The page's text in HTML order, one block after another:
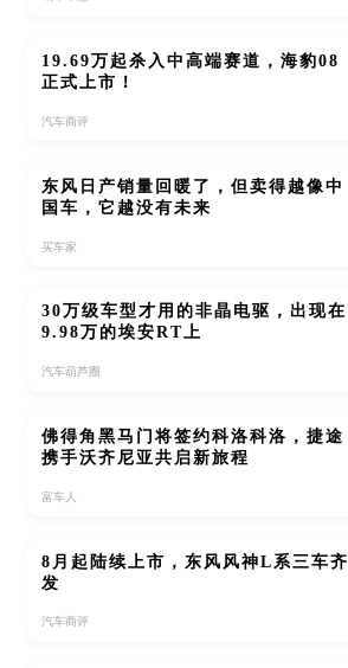
19.69万起杀入中高端赛道，海豹08
正式上市！
汽车商评
东风日产销量回暖了，但卖得越像中
国车，它越没有未来
买车家
30万级车型才用的非晶电驱，出现在
9.98万的埃安RT上
汽车葫芦圈
佛得角黑马门将签约科洛科洛，捷途
携手沃齐尼亚共启新旅程
富车人
8月起陆续上市，东风风神L系三车齐
发
汽车商评